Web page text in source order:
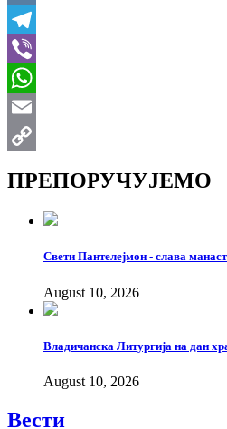
VK
Telegram
Viber
WhatsApp
Email
ПРЕПОРУЧУЈЕМО
Свети Пантелејмон - слава
August 10, 2026
Владичанска Литургија на дан
August 10, 2026
Вести